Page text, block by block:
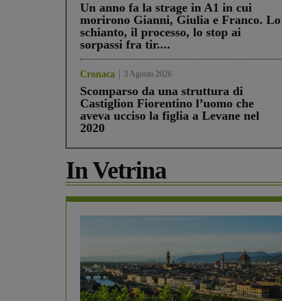
Un anno fa la strage in A1 in cui
morirono Gianni, Giulia e Franco. Lo
schianto, il processo, lo stop ai
sorpassi fra tir....
Cronaca 3 Agosto 2026
Scomparso da una struttura di
Castiglion Fiorentino l’uomo che
aveva ucciso la figlia a Levane nel
2020
In Vetrina